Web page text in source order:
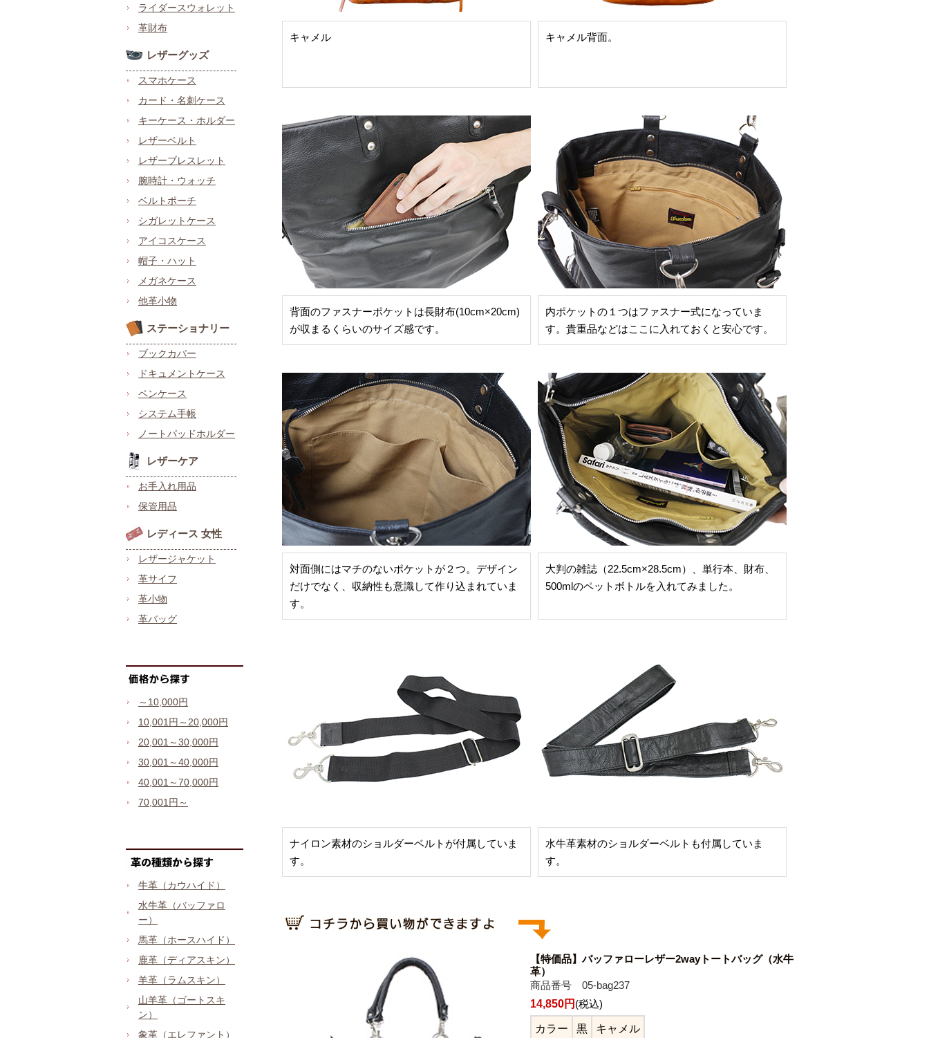
ライダースウォレット
革財布
レザーグッズ
スマホケース
カード・名刺ケース
キーケース・ホルダー
レザーベルト
レザーブレスレット
腕時計・ウォッチ
ベルトポーチ
シガレットケース
アイコスケース
帽子・ハット
メガネケース
他革小物
ステーショナリー
ブックカバー
ドキュメントケース
ペンケース
システム手帳
ノートパッドホルダー
レザーケア
お手入れ用品
保管用品
レディース 女性
レザージャケット
革サイフ
革小物
革バッグ
～10,000円
10,001円～20,000円
20,001～30,000円
30,001～40,000円
40,001～70,000円
70,001円～
牛革（カウハイド）
水牛革（バッファロ
ー）
馬革（ホースハイド）
鹿革（ディアスキン）
羊革（ラムスキン）
山羊革（ゴートスキ
ン）
象革（エレファント）
キャメル キャメル背面。
背面のファスナーポケットは長財布(10cm×20cm)
が収まるくらいのサイズ感です。
内ポケットの１つはファスナー式になっていま
す。貴重品などはここに入れておくと安心です。
対面側にはマチのないポケットが２つ。デザイン
だけでなく、収納性も意識して作り込まれていま
す。
大判の雑誌（22.5cm×28.5cm）、単行本、財布、
500mlのペットボトルを入れてみました。
ナイロン素材のショルダーベルトが付属していま
す。
水牛革素材のショルダーベルトも付属していま
す。
【特価品】バッファローレザー2wayトートバッグ（水牛
革）
商品番号 05-bag237
14,850円 (税込)
カラー 黒 キャメル